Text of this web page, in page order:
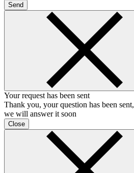
Send
Your request has been sent
Thank you, your question has been sent,
we will answer it soon
Close